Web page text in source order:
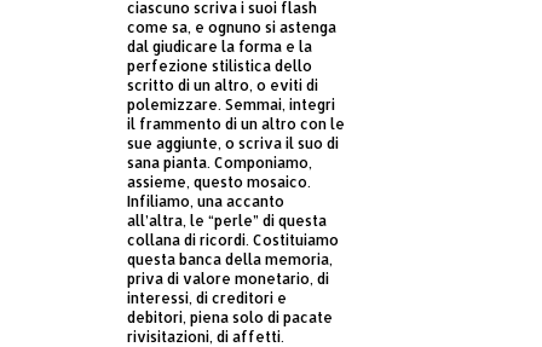
ciascuno scriva i suoi flash
come sa, e ognuno si astenga
dal giudicare la forma e la
perfezione stilistica dello
scritto di un altro, o eviti di
polemizzare. Semmai, integri
il frammento di un altro con le
sue aggiunte, o scriva il suo di
sana pianta. Componiamo,
assieme, questo mosaico.
Infiliamo, una accanto
all’altra, le “perle” di questa
collana di ricordi. Costituiamo
questa banca della memoria,
priva di valore monetario, di
interessi, di creditori e
debitori, piena solo di pacate
rivisitazioni, di affetti.